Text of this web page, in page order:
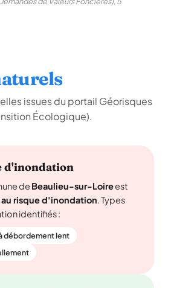
issues du portail Géorisques
Écologique).
d'inondation
de Beaulieu-sur-Loireest
au risque d'inondation. Types
identifiés :
débordement lent